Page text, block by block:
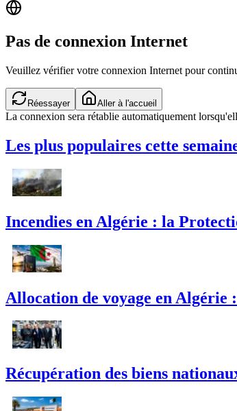
Pas de connexion Internet
Veuillez vérifier votre connexion Internet pour
Réessayer Aller à l'accueil
La connexion sera rétablie automatiquement
Les plus populaires cette
Incendies en Algérie : la
Allocation de voyage en Algérie
Récupération des biens